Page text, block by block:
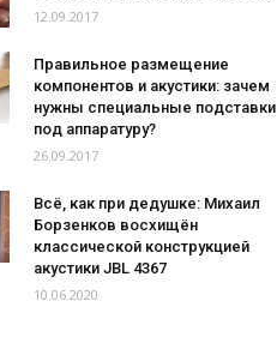
12.09.2017
Правильное размещение
компонентов и акустики: зачем
нужны специальные подставки
под аппаратуру?
26.09.2017
Всё, как при дедушке: Михаил
Борзенков восхищён
классической конструкцией
акустики JBL 4367
10.06.2020